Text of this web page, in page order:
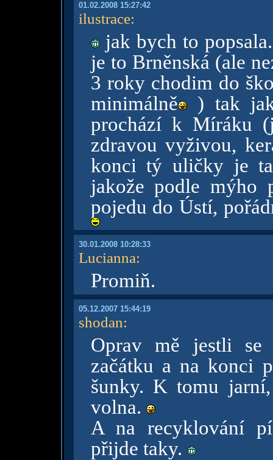
01.02.2008 15:27:42
ilustrace:
jak bych to
je to Brněnská (ale
3 roky chodim do
minimálně ) tak jak
prochází k Míráku
zdravou vyživou,
konci tý uličky je
jakože podle mýho
pojedu do Ústí,
30.01.2008 10:28:33
Lucianna:
Promiň.
05.12.2007 15:44:19
shodan:
Oprav mě jestli
začátku a na konci
šunky. K tomu
volna.
A na recyklování
přijde taky.